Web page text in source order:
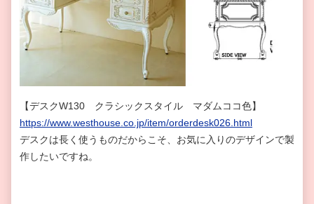
【デスクW130 クラシックスタイル マダムココ色】
https://www.westhouse.co.jp/item/orderdesk026.html
デスクは長く使うものだからこそ、お気に入りのデザインで製
作したいですね。